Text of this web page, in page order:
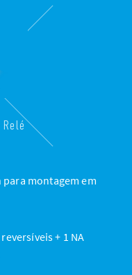
para montagem em
+ 1 NA